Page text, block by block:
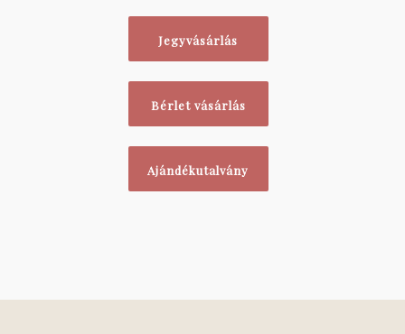
Jegyvásárlás
Bérlet vásárlás
Ajándékutalvány